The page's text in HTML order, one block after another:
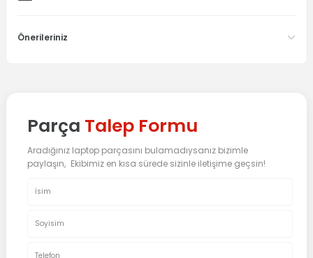
Önerileriniz
Parça Talep Formu
Aradığınız laptop parçasını bulamadıysanız bizimle
paylaşın, Ekibimiz en kısa sürede sizinle iletişime geçsin!